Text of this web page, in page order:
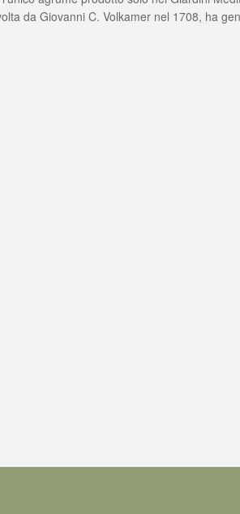
da Giovanni C. Volkamer nel 1708, ha